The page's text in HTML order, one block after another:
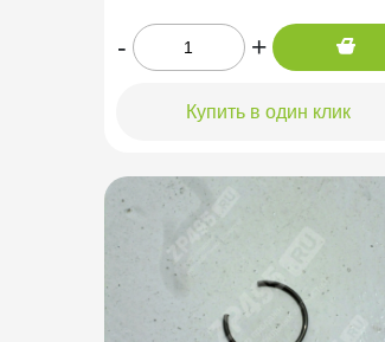
- +
Купить в один клик